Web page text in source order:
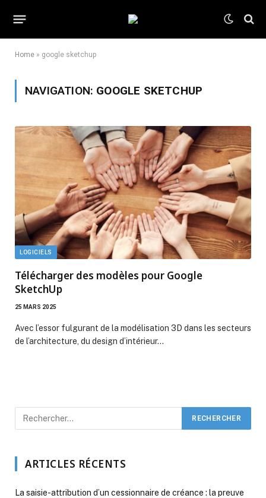
Home » google sketchup
NAVIGATION: GOOGLE SKETCHUP
LOGICIELS
Télécharger des modèles pour Google
SketchUp
25 MARS 2025
Avec l’essor fulgurant de la modélisation 3D dans les secteurs
de l’architecture, du design d’intérieur…
ARTICLES RÉCENTS
La saisie-attribution d’un cessionnaire de créance : la preuve